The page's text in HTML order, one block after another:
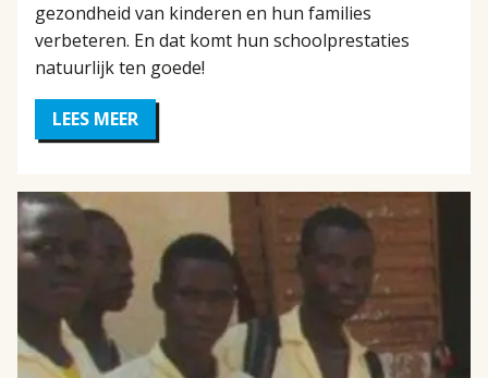
gezondheid van kinderen en hun families
verbeteren. En dat komt hun schoolprestaties
natuurlijk ten goede!
LEES MEER
WATER
GROENTE
NICARAGUA